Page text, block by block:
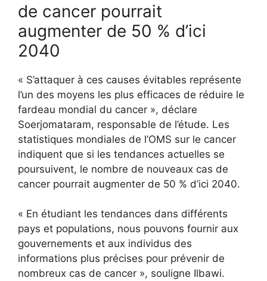
de cancer pourrait
augmenter de 50 % d’ici
2040
« S’attaquer à ces causes évitables représente
l’un des moyens les plus efficaces de réduire le
fardeau mondial du cancer », déclare
Soerjomataram, responsable de l’étude. Les
statistiques mondiales de l’OMS sur le cancer
indiquent que si les tendances actuelles se
poursuivent, le nombre de nouveaux cas de
cancer pourrait augmenter de 50 % d’ici 2040.
« En étudiant les tendances dans différents
pays et populations, nous pouvons fournir aux
gouvernements et aux individus des
informations plus précises pour prévenir de
nombreux cas de cancer », souligne Ilbawi.